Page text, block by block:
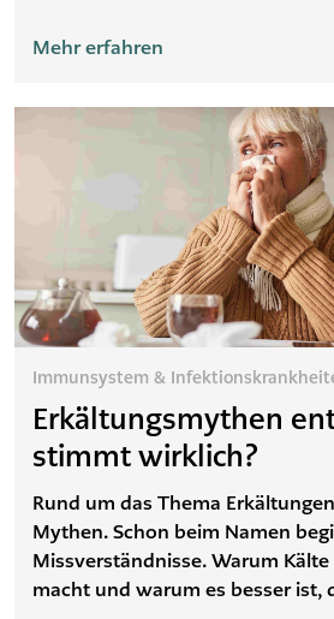
Lichtschutzfaktor und Länge des
mit UVA- und UVB-Filter
Unterstützen Sie Ihre Haut
Mehr erfahren
Immunsystem &
Erkältungsmythen
stimmt wirklich?
Rund um das Thema
Mythen. Schon beim Namen
Missverständnisse. Warum
macht und warum es besser ist,